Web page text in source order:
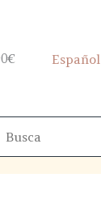
Español